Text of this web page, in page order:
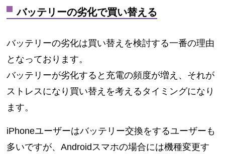
バッテリーの劣化で買い替える
バッテリーの劣化は買い替えを検討する一番の理由
となっております。
バッテリーが劣化すると充電の頻度が増え、それが
ストレスになり買い替えを考えるタイミングになり
ます。
iPhoneユーザーはバッテリー交換をするユーザーも
多いですが、Androidスマホの場合には機種変更す